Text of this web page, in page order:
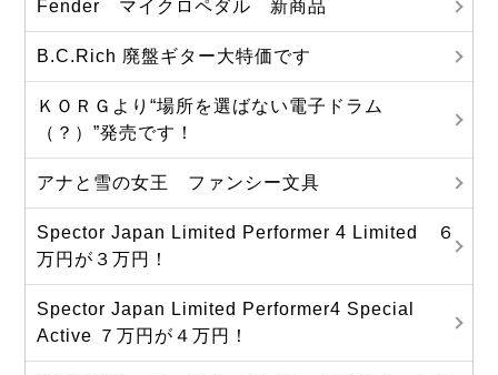
Fender マイクロペダル 新商品
B.C.Rich 廃盤ギター大特価です
ＫＯＲＧより“場所を選ばない電子ドラム
（？）”発売です！
アナと雪の女王 ファンシー文具
Spector Japan Limited Performer 4 Limited ６
万円が３万円！
Spector Japan Limited Performer4 Special
Active ７万円が４万円！